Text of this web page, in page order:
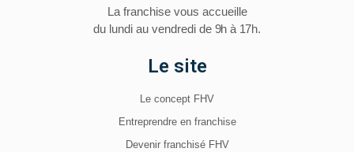
La franchise vous accueille
du lundi au vendredide 9h à 17h.
Le site
Le concept FHV
Entreprendre en franchise
Devenir franchisé FHV